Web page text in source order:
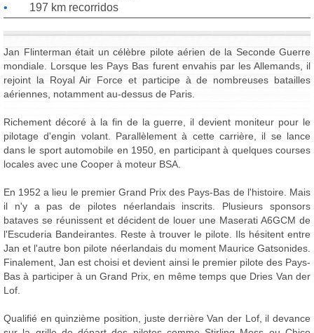
197 km recorridos
Jan Flinterman était un célèbre pilote aérien de la Seconde Guerre
mondiale. Lorsque les Pays Bas furent envahis par les Allemands, il
rejoint la Royal Air Force et participe à de nombreuses batailles
aériennes, notamment au-dessus de Paris.
Richement décoré à la fin de la guerre, il devient moniteur pour le
pilotage d'engin volant. Parallèlement à cette carrière, il se lance
dans le sport automobile en 1950, en participant à quelques courses
locales avec une Cooper à moteur BSA.
En 1952 a lieu le premier Grand Prix des Pays-Bas de l'histoire. Mais
il n'y a pas de pilotes néerlandais inscrits. Plusieurs sponsors
bataves se réunissent et décident de louer une Maserati A6GCM de
l'Escuderia Bandeirantes. Reste à trouver le pilote. Ils hésitent entre
Jan et l'autre bon pilote néerlandais du moment Maurice Gatsonides.
Finalement, Jan est choisi et devient ainsi le premier pilote des Pays-
Bas à participer à un Grand Prix, en même temps que Dries Van der
Lof.
Qualifié en quinzième position, juste derrière Van der Lof, il devance